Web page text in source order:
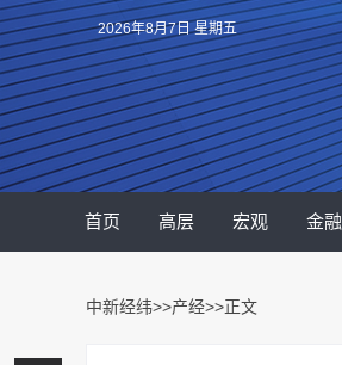
2026年8月7日 星期五
首页 高层 宏观 金融
中新经纬>>产经>>正文